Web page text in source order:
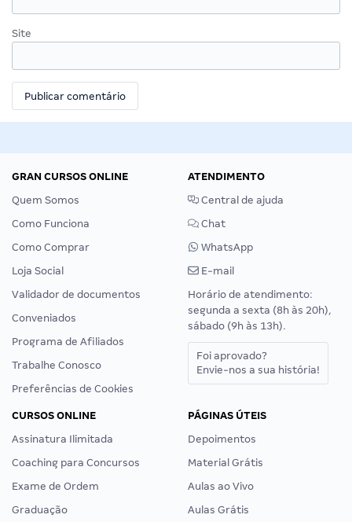
Site
GRAN CURSOS ONLINE
Quem Somos
Como Funciona
Como Comprar
Loja Social
Validador de documentos
Conveniados
Programa de Afiliados
Trabalhe Conosco
Preferências de Cookies
ATENDIMENTO
Central de ajuda
Chat
WhatsApp
E-mail
Horário de atendimento:
segunda a sexta (8h às 20h),
sábado (9h às 13h).
Foi aprovado?
Envie-nos a sua história!
CURSOS ONLINE
Assinatura Ilimitada
Coaching para Concursos
Exame de Ordem
Graduação
PÁGINAS ÚTEIS
Depoimentos
Material Grátis
Aulas ao Vivo
Aulas Grátis